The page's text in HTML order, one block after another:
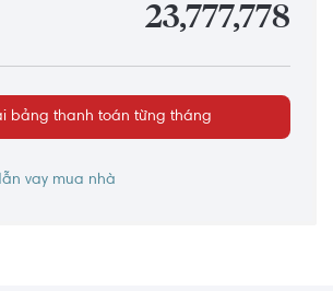
23,777,778
bảng thanh toán từng tháng
vay mua nhà